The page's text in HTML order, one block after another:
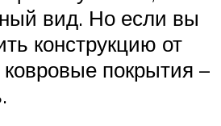
вид. Но если вы
конструкцию от
покрытия –